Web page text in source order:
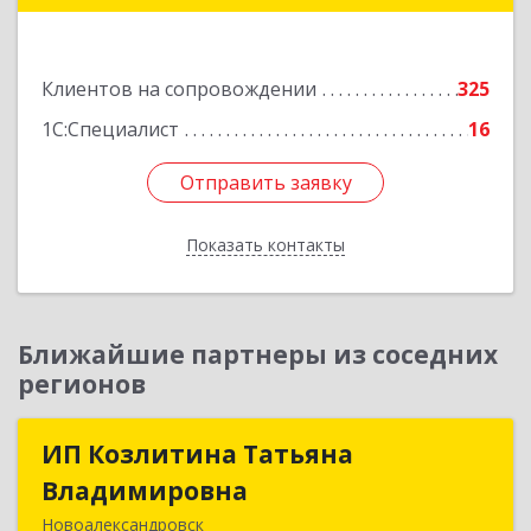
Клиентов на сопровождении
325
1С:Специалист
16
Отправить заявку
Показать контакты
Отправить заявку
Назад
Ближайшие партнеры из соседних
регионов
ИП Козлитина Татьяна
Владимировна
Новоалександровск
ИП Козлитина Татьяна